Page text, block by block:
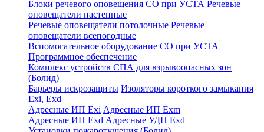
Блоки речевого оповещения СО при УСТА Речевые
оповещатели настенные
Речевые оповещатели потолочные Речевые
оповещатели всепогодные
Вспомогательное оборудование СО при УСТА
Программное обеспечение
Комплекс устройств СПА для взрывоопасных зон
(Болид)
Барьеры искрозащиты Изоляторы короткого замыкания
Exi, Exd
Адресные ИП Exi Адресные ИП Exm
Адресные ИП Exd Адресные УДП Exd